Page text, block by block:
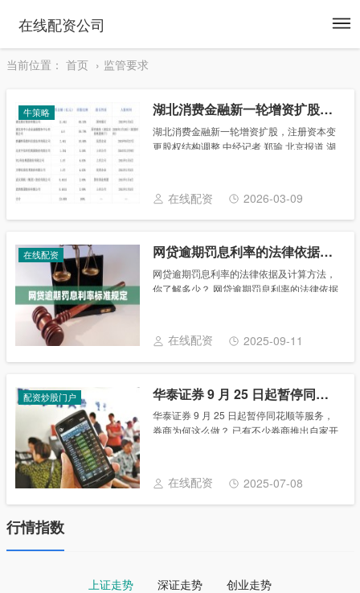
在线配资公司
当前位置： 首页 监管要求
牛策略 湖北消费金融新一轮增资扩股，注册资本变更股权结构调整
湖北消费金融新一轮增资扩股，注册资本变
更股权结构调整 中经记者 郑瑜 北京报道 湖
金融监督管理总局湖北监管局（以下简称
“......
在线配资 2026-03-09
在线配资 网贷逾期罚息利率的法律依据及计算方法，你了解多少？
网贷逾期罚息利率的法律依据及计算方法，
你了解多少？ 网贷逾期罚息利率的法律依据
导意见。法律明确规定，贷款合同中约定的
罚息......
在线配资 2025-09-11
配资炒股门户 华泰证券 9 月 25 日起暂停同花顺等服务，券商为何这么做？
华泰证券 9 月 25 日起暂停同花顺等服务，
券商为何这么做？ 已有不少券商推出自家开
同花顺手机客户端等相关服务。......
在线配资 2025-07-08
行情指数
上证走势 深证走势 创业走势